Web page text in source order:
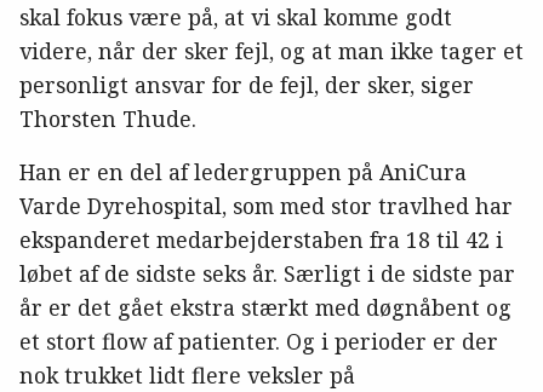
skal fokus være på, at vi skal komme godt
videre, når der sker fejl, og at man ikke tager et
personligt ansvar for de fejl, der sker, siger
Thorsten Thude.
Han er en del af ledergruppen på AniCura
Varde Dyrehospital, som med stor travlhed har
ekspanderet medarbejderstaben fra 18 til 42 i
løbet af de sidste seks år. Særligt i de sidste par
år er det gået ekstra stærkt med døgnåbent og
et stort flow af patienter. Og i perioder er der
nok trukket lidt flere veksler på